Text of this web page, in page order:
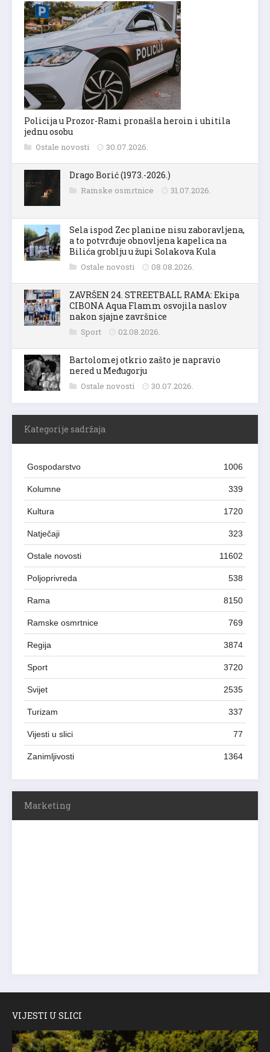
Policija u Prozor-Rami pronašla heroin i uhitila
jednu osobu
Ostale novosti 30.07.2026.
Drago Borić (1973.-2026.)
Ramske osmrtnice 31.07.2026.
Sela ispod Zec planine nisu zaboravljena,
a to potvrđuje obnovljena kapelica na
Bilića groblju u župi Solakova Kula
Ostale novosti 08.08.2026.
ZAVRŠEN 24. STREETBALL RAMA: Ekipa
CIBONA Aqua Flamm osvojila naslov
nakon sjajne završnice
Sport 02.08.2026.
Bartolomej otkrio zašto je napravio
nered u Međugorju
Ostale novosti 30.07.2026.
Kategorije sadržaja
Gospodarstvo 1006
Kolumne 339
Kultura 1720
Natječaji 323
Ostale novosti 11602
Poljoprivreda 538
Rama 8150
Ramske osmrtnice 769
Regija 3874
Sport 3720
Svijet 2535
Turizam 337
Vijesti u slici 77
Zanimljivosti 1364
Marketing
VIJESTI U SLICI